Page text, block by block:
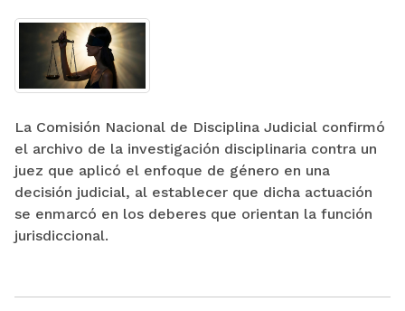
La Comisión Nacional de Disciplina Judicial confirmó
el archivo de la investigación disciplinaria contra un
juez que aplicó el enfoque de género en una
decisión judicial, al establecer que dicha actuación
se enmarcó en los deberes que orientan la función
jurisdiccional.